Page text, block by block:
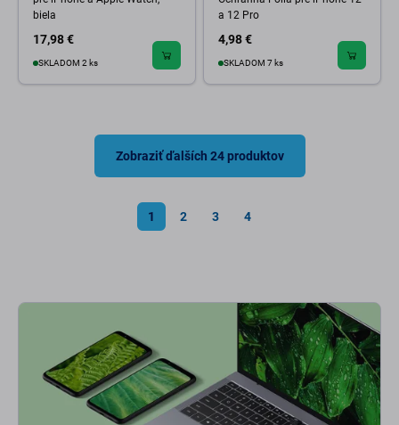
biela
17,98 €
SKLADOM 2 ks
a 12 Pro
4,98 €
SKLADOM 7 ks
Zobraziť ďalších 24 produktov
1 2 3 4